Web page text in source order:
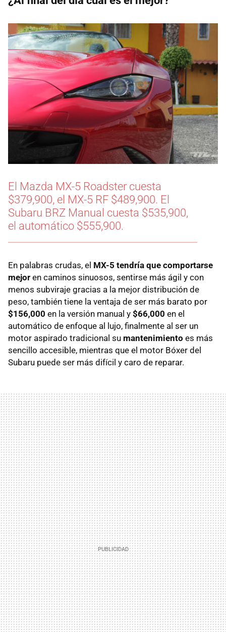
El Mazda MX-5 Roadster cuesta
$379,900, el MX-5 RF $489,900. El
Subaru BRZ Manual cuesta $535,900,
el automático $555,900.
En palabras crudas, el MX-5 tendría que comportarse
mejor en caminos sinuosos, sentirse más ágil y con
menos subviraje gracias a la mejor distribución de
peso, también tiene la ventaja de ser más barato por
$156,000 en la versión manual y $66,000 en el
automático de enfoque al lujo, finalmente al ser un
motor aspirado tradicional su mantenimiento es más
sencillo accesible, mientras que el motor Bóxer del
Subaru puede ser más difícil y caro de reparar.